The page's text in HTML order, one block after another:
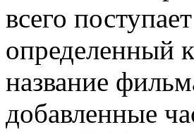
всего
определенный
название
добавленные